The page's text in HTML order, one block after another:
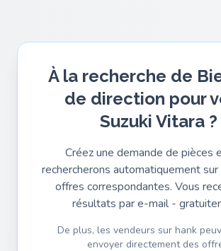
À la recherche de
de direction pour
Suzuki Vitara ?
Créez une demande de pièces
rechercherons automatiquement
offres correspondantes. Vous
résultats par e-mail -
De plus, les vendeurs sur hank
envoyer directement des